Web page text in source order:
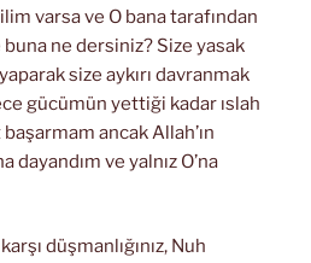
varsa ve O bana tarafından
buna ne dersiniz? Size yasak
size aykırı davranmak
gücümün yettiği kadar ıslah
ancak Allah’ın
dayandım ve yalnız O’na
düşmanlığınız, Nuh